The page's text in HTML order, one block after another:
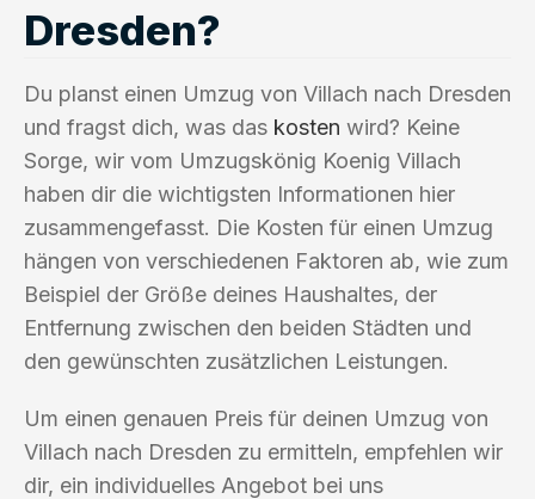
Dresden?
Du planst einen Umzug von Villach nach Dresden
und fragst dich, was das kosten wird? Keine
Sorge, wir vom Umzugskönig Koenig Villach
haben dir die wichtigsten Informationen hier
zusammengefasst. Die Kosten für einen Umzug
hängen von verschiedenen Faktoren ab, wie zum
Beispiel der Größe deines Haushaltes, der
Entfernung zwischen den beiden Städten und
den gewünschten zusätzlichen Leistungen.
Um einen genauen Preis für deinen Umzug von
Villach nach Dresden zu ermitteln, empfehlen wir
dir, ein individuelles Angebot bei uns